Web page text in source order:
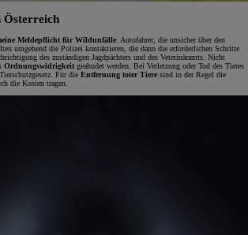
Österreich
Meldepflicht für Wildunfälle. Autofahrer, die unsicher über den
umgehend die Polizei kontaktieren, die dann die erforderlichen Schritte
des zuständigen Jagdpächters und des Veterinäramts. Nicht
Ordnungswidrigkeit geahndet werden. Bei Verletzung oder Tod des Tieres
Für die Entfernung toter Tiere sind in der Regel die
die Kosten tragen.